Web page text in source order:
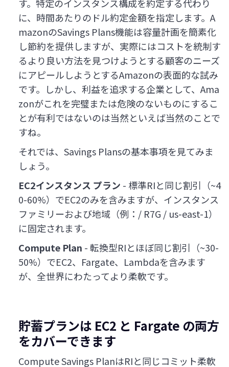
す。特定のインスタンス構成を約定する代わり
に、時間あたりのドル約定金額を指定します。A
mazonのSavings Plans機能は容量計画を簡素化
し節約を提供しますが、実際にはコストを統制す
るより良い方法を見つけようとする顧客のニーズ
にアピールしようとするAmazonの表面的な試み
です。しかし、利益を追求する企業として、Ama
zonがこれを完璧または危険のないものにするこ
とが有利ではないのは当然といえば当然のことで
すね。
それでは、Savings Plansの基本事項を見てみま
しょう。
EC2インスタンス プラン - 標準RIと同じ割引（~4
0-60%）でEC2のみを含みますが、インスタンス
ファミリーおよび地域（例：/ R7G / us-east-1）
に固定されます。
Compute Plan - 転換型RIとほぼ同じ割引（~30-
50%）でEC2、Fargate、Lambdaを含みます
が、全世界にわたってより柔軟です。
貯蓄プランは EC2 と Fargate の両方
をカバーできます
Compute Savings PlanはRIと同じコミット柔軟